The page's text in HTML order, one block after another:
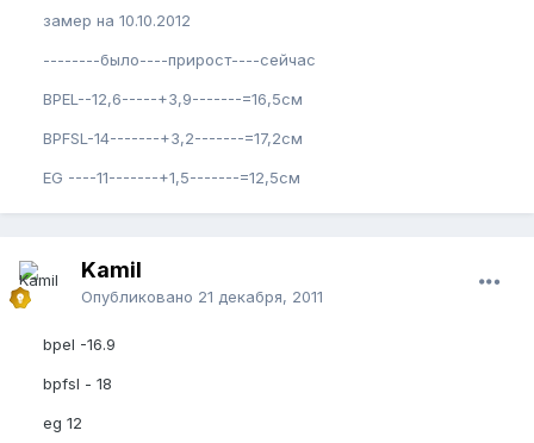
замер на 10.10.2012
--------было----прирост----сейчас
BPEL--12,6-----+3,9-------=16,5см
BPFSL-14-------+3,2-------=17,2см
EG ----11-------+1,5-------=12,5см
Kamil
Опубликовано 21 декабря, 2011
bpel -16.9
bpfsl - 18
eg 12